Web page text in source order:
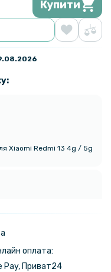
Купити
Xiaomi Redmi 13 4g / 5g​
оплата:
Pay, Приват24